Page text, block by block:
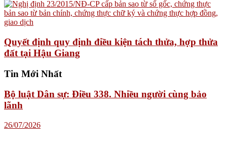
Quyết định quy định điều kiện tách thửa, hợp thửa
đất tại Hậu Giang
Tin Mới Nhất
Bộ luật Dân sự: Điều 338. Nhiều người cùng bảo
lãnh
26/07/2026